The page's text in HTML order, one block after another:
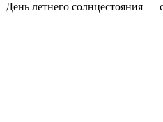
День летнего солнцестояния —